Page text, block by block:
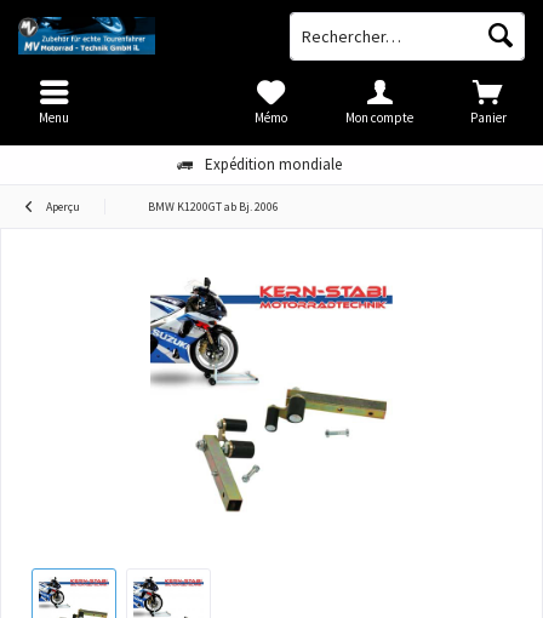
Expédition mondiale
Panier
Mémo Mon compte
Menu
Aperçu BMW K1200GT ab Bj. 2006